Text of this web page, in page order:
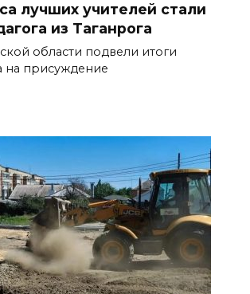
лучших учителей стали
из Таганрога
области подвели итоги
на присуждение